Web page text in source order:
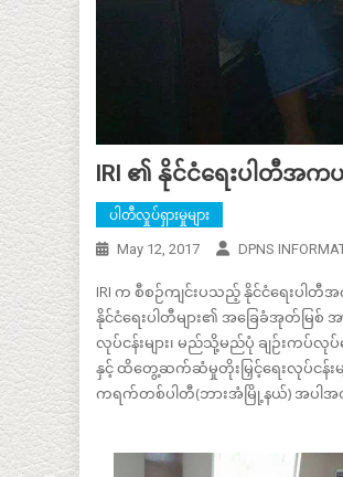
IRI ၏ နိုင်ငံရေးပါတီအ
ပါတီလှုပ်ရှားမှုများ
May 12, 2017 DPNS
IRI က စီစဉ်ကျင်းပသည့် နိုင်ငံရေးပ
နိုင်ငံရေးပါတီများ၏ အခြေခံအုတ်မြစ် အ
လုပ်ငန်းများ၊ မည်သို့မည်ပုံ ချဉ်းကပ်လု
နှင့် ထိတွေ့ဆက်ဆံမှုတိုးမြှင့်ရေးလုပ်ငန်းမ
ကရက်တစ်ပါတီ(ဘားအံမြို့နယ်) အပါအဝ